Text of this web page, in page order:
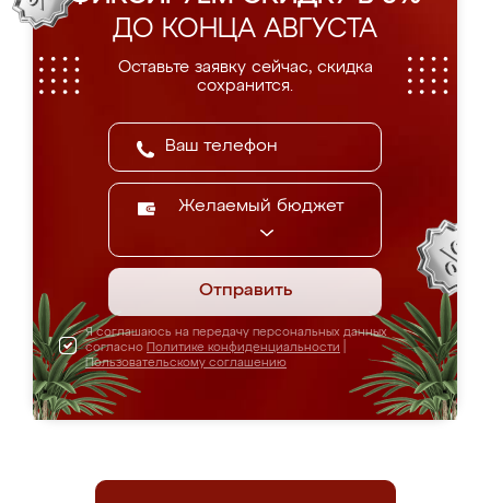
ДО КОНЦА АВГУСТА
Оставьте заявку сейчас, скидка
сохранится.
Желаемый бюджет
Отправить
Я соглашаюсь на передачу персональных данных
согласно Политике конфиденциальности
Пользовательскому соглашению